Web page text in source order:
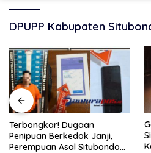
DPUPP Kabupaten
Terbongkar! Dugaan
Penipuan Berkedok Janji,
Perempuan Asal Situbondo